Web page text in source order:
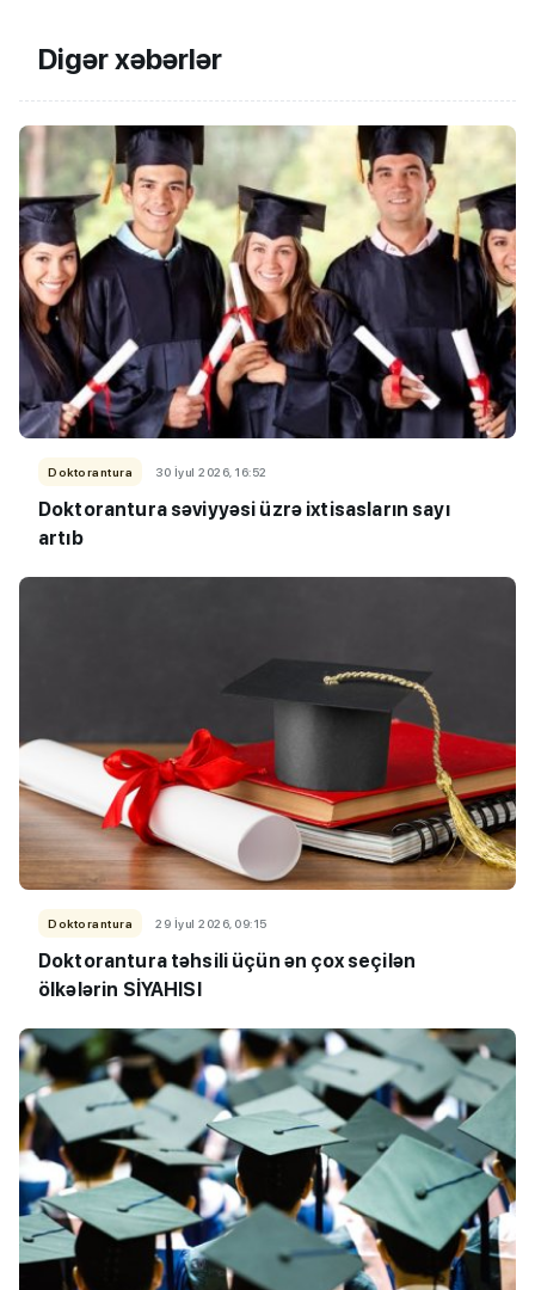
Digər xəbərlər
Doktorantura 30 İyul 2026, 16:52
Doktorantura səviyyəsi üzrə ixtisasların sayı
artıb
Doktorantura 29 İyul 2026, 09:15
Doktorantura təhsili üçün ən çox seçilən
ölkələrin SİYAHISI